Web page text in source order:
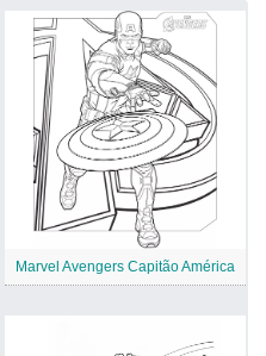
Marvel Avengers Capitão América